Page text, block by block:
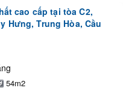
cao cấp tại tòa C2,
Hưng, Trung Hòa, Cầu
54m2